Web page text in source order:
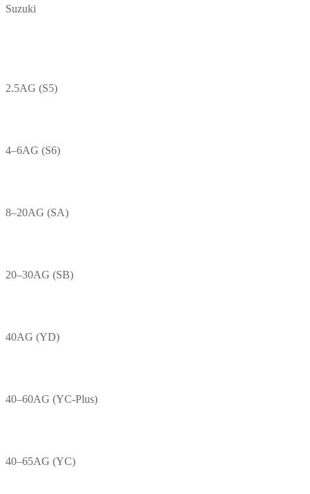
Suzuki
2.5AG (S5)
4–6AG (S6)
8–20AG (SA)
20–30AG (SB)
40AG (YD)
40–60AG (YC-Plus)
40–65AG (YC)